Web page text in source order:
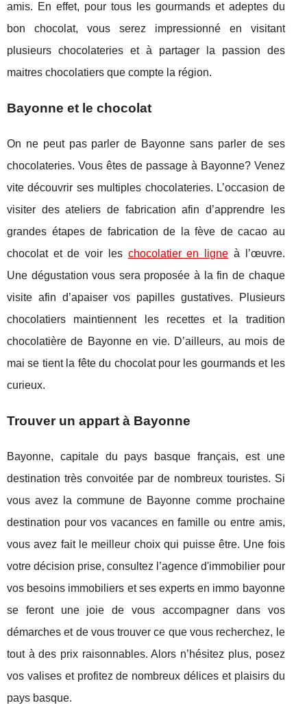
amis. En effet, pour tous les gourmands et adeptes du
bon chocolat, vous serez impressionné en visitant
plusieurs chocolateries et à partager la passion des
maitres chocolatiers que compte la région.
Bayonne et le chocolat
On ne peut pas parler de Bayonne sans parler de ses
chocolateries. Vous êtes de passage à Bayonne? Venez
vite découvrir ses multiples chocolateries. L’occasion de
visiter des ateliers de fabrication afin d’apprendre les
grandes étapes de fabrication de la fève de cacao au
chocolat et de voir les chocolatier en ligne à l’œuvre.
Une dégustation vous sera proposée à la fin de chaque
visite afin d’apaiser vos papilles gustatives. Plusieurs
chocolatiers maintiennent les recettes et la tradition
chocolatière de Bayonne en vie. D’ailleurs, au mois de
mai se tient la fête du chocolat pour les gourmands et les
curieux.
Trouver un appart à Bayonne
Bayonne, capitale du pays basque français, est une
destination très convoitée par de nombreux touristes. Si
vous avez la commune de Bayonne comme prochaine
destination pour vos vacances en famille ou entre amis,
vous avez fait le meilleur choix qui puisse être. Une fois
votre décision prise, consultez l’agence d'immobilier pour
vos besoins immobiliers et ses experts en immo bayonne
se feront une joie de vous accompagner dans vos
démarches et de vous trouver ce que vous recherchez, le
tout à des prix raisonnables. Alors n’hésitez plus, posez
vos valises et profitez de nombreux délices et plaisirs du
pays basque.